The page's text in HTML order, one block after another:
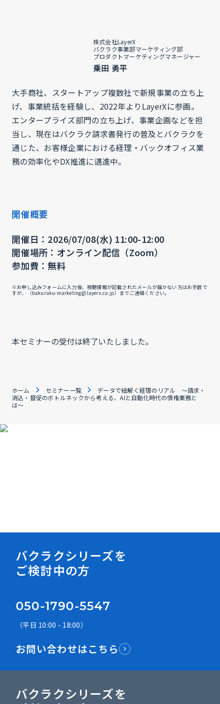
株式会社LayerX
バクラク事業部マーケティング部
プロダクトマーケティングマネージャー
乗田 勇平
大手商社、スタートアップ複数社で新規事業の立ち上
げ、事業統括を経験し、2022年よりLayerXに参画。
エンタープライズ部門の立ち上げ、事業企画などを担
当し、現在はバクラク請求書発行の普及とバクラクを
通じた、お客様企業における経理・バックオフィス業
務の効率化やDX推進に邁進中。
開催概要
開催日：2026/07/08(水) 11:00-12:00
開催場所：オンライン配信（Zoom）
参加費：無料
※お申し込みフォームに入力後、視聴情報が記載されたメールが届かない方はお手数で
すが、（bakuraku-marketing@layerx.co.jp）までご連絡ください。
本セミナーの受付は終了いたしました。
ホーム セミナー一覧
データで紐解く経理のリアル 〜請求・
消込・督促のボトルネックから考える、AIと自動化時代の債権業務と
は〜
バクラクシリーズを
ご検討中の方
050-1790-5547
（平日 10:00 - 18:00）
お問い合わせはこちら
バクラクシリーズを